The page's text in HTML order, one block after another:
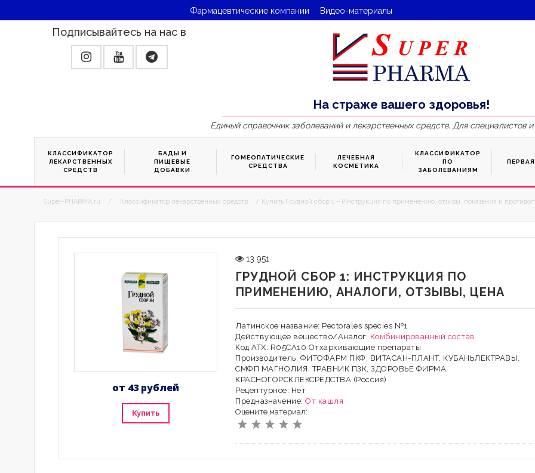
Фармацевтические компании Видео-материалы
Подписывайтесь на нас в
На страже вашего здоровья!
Единый справочник заболеваний и лекарственных средств. Для специалистов
КЛАССИФИКАТОР
ЛЕКАРСТВЕННЫХ
СРЕДСТВ
БАДЫ И
ПИЩЕВЫЕ
ДОБАВКИ
ГОМЕОПАТИЧЕСКИЕ
СРЕДСТВА
ЛЕЧЕБНАЯ
КОСМЕТИКА
КЛАССИФИКАТОР
ПО
ЗАБОЛЕВАНИЯМ
Super-PHARMA.ru / Классификатор лекарственных средств / Купить Грудной сбор 1 – Инструкция по применению, отзывы, показания и
от 43 рублей
Купить
13 951
ГРУДНОЙ СБОР 1: ИНСТРУКЦИЯ ПО
ПРИМЕНЕНИЮ, АНАЛОГИ, ОТЗЫВЫ, ЦЕНА
Латинское название: Pectorales species №1
Действующее вещество/Аналог: Комбинированный состав
Код АТХ: R05CA10 Отхаркивающие препараты
Производитель: ФИТОФАРМ ПКФ, ВИТАСАН-ПЛАНТ, КУБАНЬЛЕКТРАВЫ,
СМФП МАГНОЛИЯ, ТРАВНИК ПЗК, ЗДОРОВЬЕ ФИРМА,
КРАСНОГОРСКЛЕКСРЕДСТВА (Россия)
Рецептурное: Нет
Предназначение:От кашля
Оцените материал: